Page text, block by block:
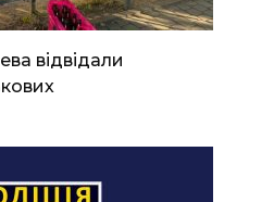
відвідали